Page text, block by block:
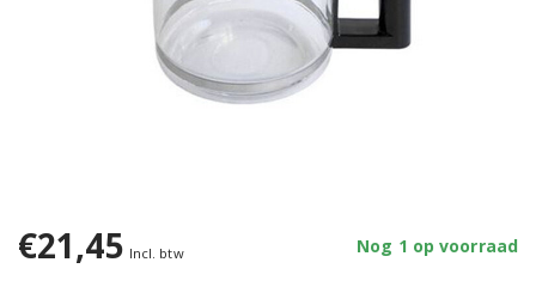
€21,45 Incl. btw Nog 1 op voorraad